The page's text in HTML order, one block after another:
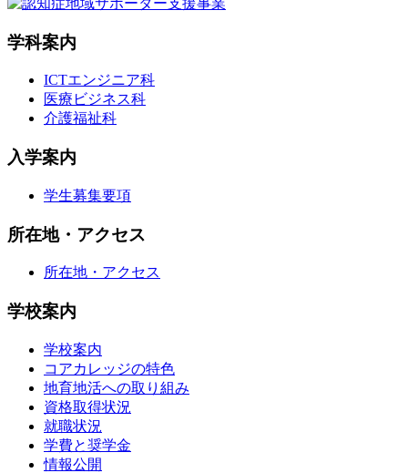
学科案内
ICTエンジニア科
医療ビジネス科
介護福祉科
入学案内
学生募集要項
所在地・アクセス
所在地・アクセス
学校案内
学校案内
コアカレッジの特色
地育地活への取り組み
資格取得状況
就職状況
学費と奨学金
情報公開